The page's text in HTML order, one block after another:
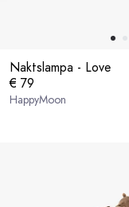
Naktslampa - Love
€ 79
HappyMoon